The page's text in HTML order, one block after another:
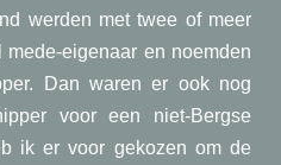
werden met twee of meer
eigenaar en noemden
Dan waren er ook nog
voor een niet-Bergse
ik er voor gekozen om de